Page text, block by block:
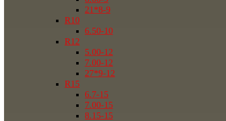
21*8-9
R10
6.50-10
R12
5.00-12
7.00-12
27*9-12
R15
6.7-15
7.00-15
8.15-15